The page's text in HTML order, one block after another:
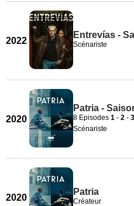
2022
Entrevías -
Scénariste
2020
Patria -
8 Episodes 1 - 2 - 3
Scénariste
2020
Patria
Créateur